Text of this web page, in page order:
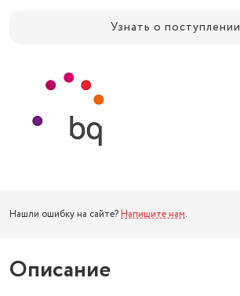
Узнать о поступлении
Нашли ошибку на сайте? Напишите нам.
Описание